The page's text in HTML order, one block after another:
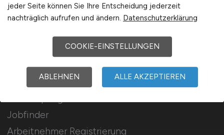
Für Arbeitnehmer
Jobfinder
Arbeitnehmer Registrierung
Arbeitgeber Kontakt
Karrierenetzwerk
jeder Seite können Sie Ihre Entscheidung jederzeit
nachträglich aufrufen und ändern. Datenschutzerklärung
COOKIE-EINSTELLUNGEN
ABLEHNEN ALLE AKZEPTIEREN